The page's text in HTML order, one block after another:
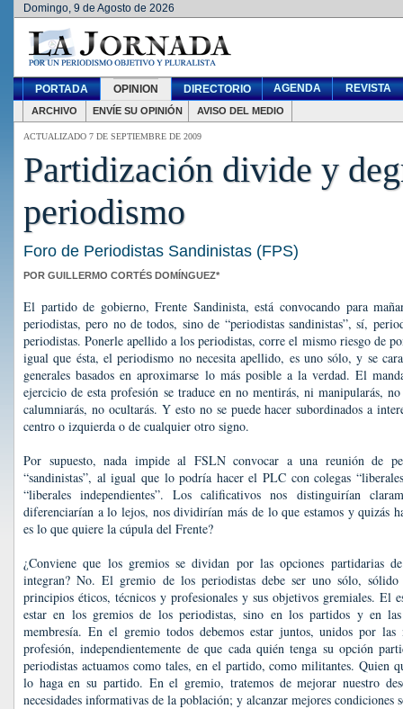
Domingo, 9 de Agosto de 2026
PORTADA OPINION DIRECTORIO AGENDA REVISTA
ARCHIVO ENVÍE SU OPINIÓN AVISO DEL MEDIO
ACTUALIZADO 7 DE SEPTIEMBRE DE 2009
Partidización divide y
periodismo
Foro de Periodistas Sandinistas (FPS)
POR GUILLERMO CORTÉS DOMÍNGUEZ*
El partido de gobierno, Frente Sandinista, está convocando para
periodistas, pero no de todos, sino de “periodistas sandinistas”, sí,
periodistas. Ponerle apellido a los periodistas, corre el mismo riesgo de
igual que ésta, el periodismo no necesita apellido, es uno sólo, y se
generales basados en aproximarse lo más posible a la verdad. El
ejercicio de esta profesión se traduce en no mentirás, ni manipularás,
calumniarás, no ocultarás. Y esto no se puede hacer subordinados a
centro o izquierda o de cualquier otro signo.
Por supuesto, nada impide al FSLN convocar a una reunión de
“sandinistas”, al igual que lo podría hacer el PLC con colegas
“liberales independientes”. Los calificativos nos distinguirían
diferenciarían a lo lejos, nos dividirían más de lo que estamos y quizás
es lo que quiere la cúpula del Frente?
¿Conviene que los gremios se dividan por las opciones partidarias
integran? No. El gremio de los periodistas debe ser uno sólo,
principios éticos, técnicos y profesionales y sus objetivos gremiales. El
estar en los gremios de los periodistas, sino en los partidos y en
membresía. En el gremio todos debemos estar juntos, unidos por
profesión, independientemente de que cada quién tenga su opción
periodistas actuamos como tales, en el partido, como militantes. Quien
lo haga en su partido. En el gremio, tratemos de mejorar nuestro
necesidades informativas de la población; y alcanzar mejores condiciones